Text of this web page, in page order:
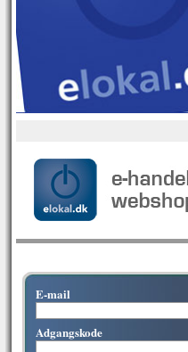
E-mail
Adgangskode